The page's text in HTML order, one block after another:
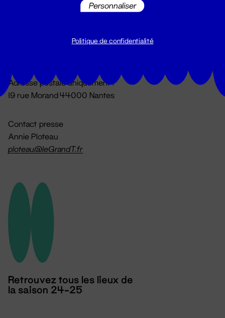
Du lundi au vendredi 14h → 18h
Adresse postale uniquement :
19 rue Morand 44000 Nantes
Contact presse
Annie Ploteau
ploteau@leGrandT.fr
Retrouvez tous les lieux de
la saison 24-25
Personnaliser
Politique de confidentialité